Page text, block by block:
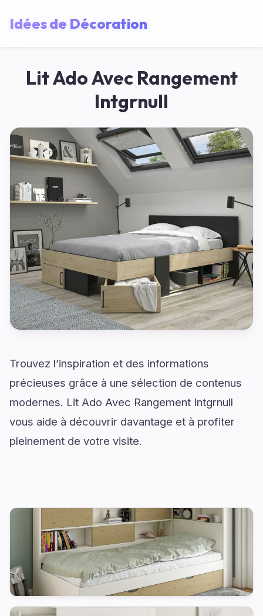
Idées de Décoration
Lit Ado Avec Rangement
Intgrnull
Trouvez l’inspiration et des informations
précieuses grâce à une sélection de contenus
modernes. Lit Ado Avec Rangement Intgrnull
vous aide à découvrir davantage et à profiter
pleinement de votre visite.